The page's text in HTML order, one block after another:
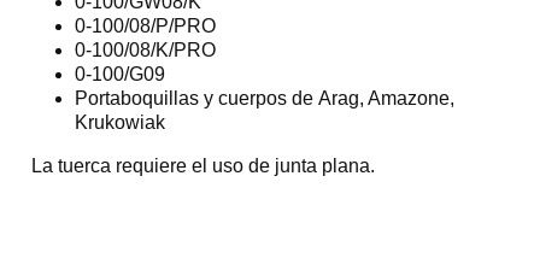
0-100/08/P/PRO
0-100/08/K/PRO
0-100/G09
Portaboquillas y cuerpos de Arag, Amazone,
Krukowiak
La tuerca requiere el uso de junta plana.